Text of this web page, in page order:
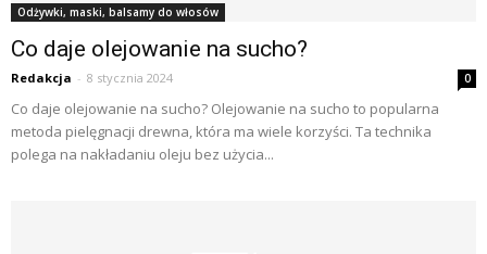
Odżywki, maski, balsamy do włosów
Co daje olejowanie na sucho?
Redakcja - 8 stycznia 2024 0
Co daje olejowanie na sucho? Olejowanie na sucho to popularna
metoda pielęgnacji drewna, która ma wiele korzyści. Ta technika
polega na nakładaniu oleju bez użycia...